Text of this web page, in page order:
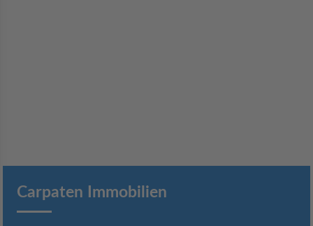
Carpaten Immobilien